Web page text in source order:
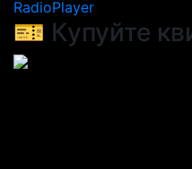
RadioPlayer
🎫 Купуйте